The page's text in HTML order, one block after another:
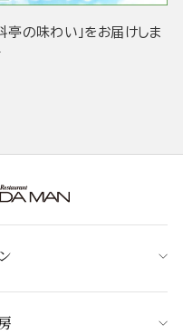
料亭の味わい」をお届けしま